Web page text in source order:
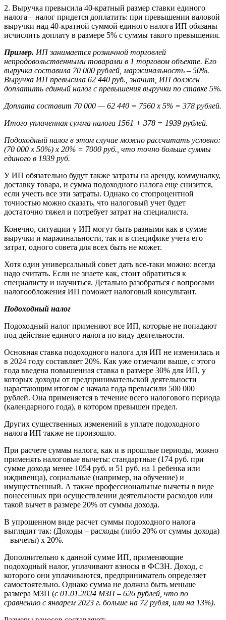
2. Выручка превысила 40-кратный размер ставки единого
налога – налог придется доплатить: при превышении валовой
выручки над 40-кратной суммой единого налога ИП обязаны
исчислить доплату в размере 5% с суммы такого превышения.
Пример. ИП занимается розничной торговлей
непродовольственными товарами в 1 торговом объекте. Его
выручка составила 70 000 рублей, маржинальность – 50%.
Выручка ИП превысила 62 440 руб., значит, ИП должен
доплатить единый налог с превышения выручки по ставке 5%.
Доплата составит 70 000 — 62 440 = 7560 х 5% = 378 рублей.
Итого уплаченная сумма налога 1561 + 378 = 1939 рублей.
Подоходный налог в этом случае можно рассчитать условно:
(70 000 х 50%) х 20% = 7000 руб., что точно больше суммы
единого в 1939 руб.
У ИП обязательно будут также затраты на аренду, коммуналку,
доставку товара, и сумма подоходного налога еще снизится,
если учесть все эти затраты. Однако со стопроцентной
точностью можно сказать, что налоговый учет будет
достаточно тяжел и потребует затрат на специалиста.
Конечно, ситуации у ИП могут быть разными как в сумме
выручки и маржинальности, так и в специфике учета его
затрат, одного совета для всех быть не может.
Хотя один универсальный совет дать все-таки можно: всегда
надо считать. Если не знаете как, стоит обратиться к
специалисту и научиться. Детально разобраться с вопросами
налогообложения ИП поможет налоговый консультант.
Подоходный налог
Подоходный налог применяют все ИП, которые не попадают
под действие единого налога по виду деятельности.
Основная ставка подоходного налога для ИП не изменилась и
в 2024 году составляет 20%. Как уже отмечали выше, с этого
года введена повышенная ставка в размере 30% для ИП, у
которых доходы от предпринимательской деятельности
нарастающим итогом с начала года превысили 500 000
рублей. Она применяется в течение всего налогового периода
(календарного года), в котором превышен предел.
Других существенных изменений в уплате подоходного
налога ИП также не произошло.
При расчете суммы налога, как и в прошлые периоды, можно
применять налоговые вычеты: стандартные (174 руб. при
сумме дохода менее 1054 руб. и 51 руб. на 1 ребенка или
иждивенца), социальные (например, на обучение) и
имущественный. А также профессиональные вычеты в виде
понесенных при осуществлении деятельности расходов или
такой вычет в размере 20% от суммы дохода.
В упрощенном виде расчет суммы подоходного налога
выглядит так: (Доходы – расходы (либо 20% от суммы дохода)
– вычеты) х 20%.
Дополнительно к данной сумме ИП, применяющие
подоходный налог, уплачивают взносы в ФСЗН. Доход, с
которого они уплачиваются, предприниматель определяет
самостоятельно. Однако сумма не должна быть меньше
размера МЗП (с 01.01.2024 МЗП – 626 рублей, что по
сравнению с январем 2023 г. больше на 72 рубля, или на 13%).